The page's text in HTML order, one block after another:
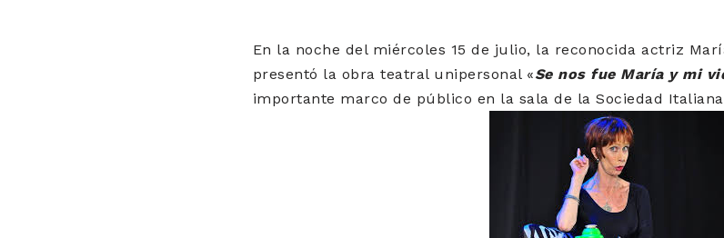
En la noche del miércoles 15 de julio, la reconocida actriz
presentó la obra teatral unipersonal «Se nos fue María y mi
importante marco de público en la sala de la Sociedad